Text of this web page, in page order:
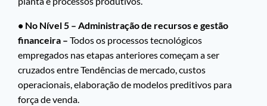
• No Nível 5 – Administração de recursos e gestão
financeira – Todos os processos tecnológicos
empregados nas etapas anteriores começam a ser
cruzados entre Tendências de mercado, custos
operacionais, elaboração de modelos preditivos para
força de venda.